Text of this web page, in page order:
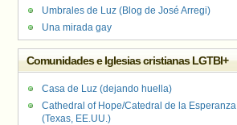
Umbrales de Luz (Blog de José Arregi)
Una mirada gay
Comunidades e Iglesias cristianas LGTBI+
Casa de Luz (dejando huella)
Cathedral of Hope/Catedral de la Esperanza
(Texas, EE.UU.)